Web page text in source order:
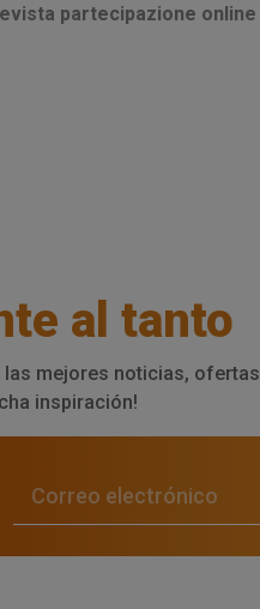
partecipazione online
al tanto
mejores noticias, ofertas
inspiración!